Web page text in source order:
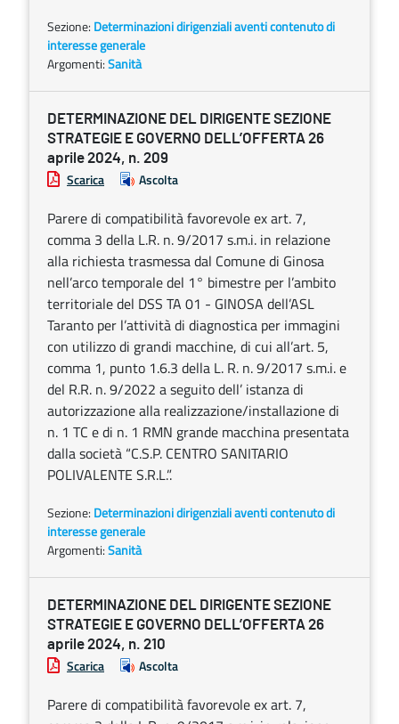
Sezione: Determinazioni dirigenziali aventi contenuto di
interesse generale
Argomenti:Sanità
DETERMINAZIONE DEL DIRIGENTE SEZIONE
STRATEGIE E GOVERNO DELL’OFFERTA 26
aprile 2024, n. 209
Scarica Ascolta
Parere di compatibilità favorevole ex art. 7,
comma 3 della L.R. n. 9/2017 s.m.i. in relazione
alla richiesta trasmessa dal Comune di Ginosa
nell’arco temporale del 1° bimestre per l’ambito
territoriale del DSS TA 01 - GINOSA dell’ASL
Taranto per l’attività di diagnostica per immagini
con utilizzo di grandi macchine, di cui all’art. 5,
comma 1, punto 1.6.3 della L. R. n. 9/2017 s.m.i. e
del R.R. n. 9/2022 a seguito dell’ istanza di
autorizzazione alla realizzazione/installazione di
n. 1 TC e di n. 1 RMN grande macchina presentata
dalla società “C.S.P. CENTRO SANITARIO
POLIVALENTE S.R.L.”.
Sezione: Determinazioni dirigenziali aventi contenuto di
interesse generale
Argomenti:Sanità
DETERMINAZIONE DEL DIRIGENTE SEZIONE
STRATEGIE E GOVERNO DELL’OFFERTA 26
aprile 2024, n. 210
Scarica Ascolta
Parere di compatibilità favorevole ex art. 7,